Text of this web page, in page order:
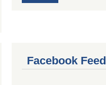
Facebook Feed